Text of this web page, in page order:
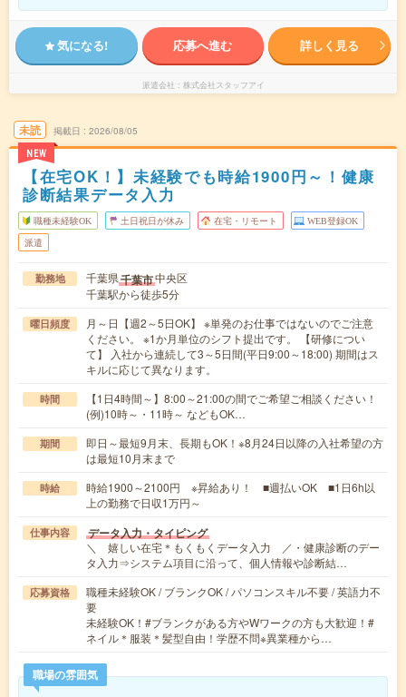
気になる! 応募へ進む 詳しく見る
派遣会社 株式会社スタッフアイ
未読
NEW
掲載日 2026/08/05
【在宅OK！】未経験でも時給1900円～！健康
診断結果データ入力
職種未経験OK 土日祝日が休み 在宅・リモート WEB登録OK
派遣
勤務地 千葉県千葉市中央区
千葉駅から徒歩5分
曜日頻度
月～日【週2～5日OK】 ※単発のお仕事ではないのでご注意
ください。 ※1か月単位のシフト提出です。 【研修につい
て】 入社から連続して3～5日間(平日9:00～18:00) 期間はス
キルに応じて異なります。
時間
【1日4時間～】8:00～21:00の間でご希望ご相談ください！
(例)10時～・11時～ などもOK…
期間
即日～最短9月末、長期もOK！※8月24日以降の入社希望の方
は最短10月末まで
時給
時給1900～2100円 ※昇給あり！ ■週払いOK ■1日6h以
上の勤務で日収1万円～
仕事内容 データ入力・タイピング
＼ 嬉しい在宅＊もくもくデータ入力 ／・健康診断のデー
タ入力⇒システム項目に沿って、個人情報や診断結…
応募資格
職種未経験OK / ブランクOK / パソコンスキル不要 / 英語力不
要
未経験OK！#ブランクがある方やWワークの方も大歓迎！#
ネイル＊服装＊髪型自由！学歴不問※異業種から…
職場の雰囲気